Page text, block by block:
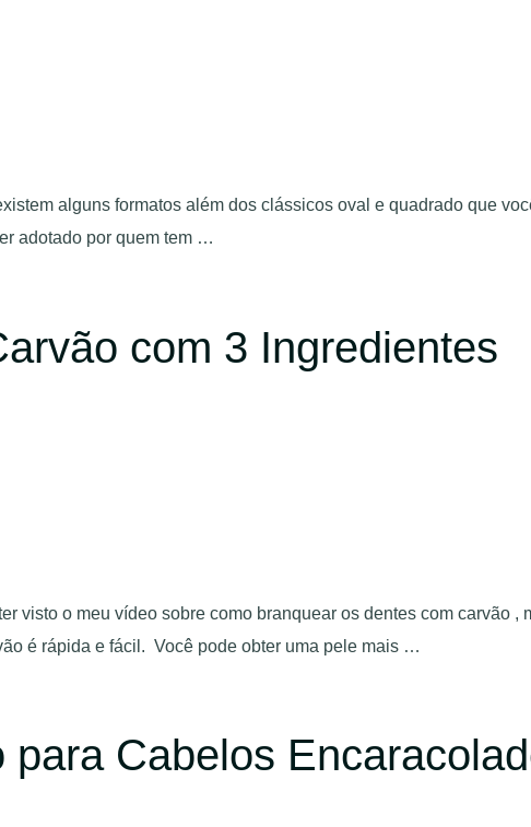
alguns formatos além dos clássicos oval e quadrado que
adotado por quem tem …
com 3 Ingredientes
visto o meu vídeo sobre como branquear os dentes com carvão
é rápida e fácil. Você pode obter uma pele mais …
Cabelos